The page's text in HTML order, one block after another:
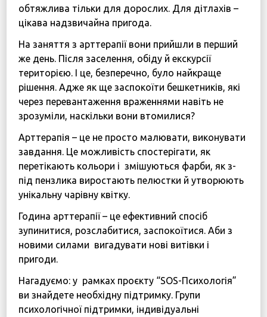
обтяжлива тільки для дорослих. Для дітлахів –
цікава надзвичайна пригода.
На заняття з арттерапії вони прийшли в перший
же день. Після заселення, обіду й екскурсії
територією. І це, безперечно, було найкраще
рішення. Адже як ще заспокоїти бешкетників, які
через перевантаження враженнями навіть не
зрозуміли, наскільки вони втомилися?
Арттерапія – це не просто малювати, виконувати
завдання. Це можливість спостерігати, як
перетікають кольори і змішуються фарби, як з-
під пензлика виростають пелюстки й утворюють
унікальну чарівну квітку.
Година арттерапії – це ефективний спосіб
зупинитися, розслабитися, заспокоїтися. Аби з
новими силами вигадувати нові витівки і
пригоди.
Нагадуємо: у рамках проєкту “SOS-Психологія”
ви знайдете необхідну підтримку. Групи
психологічної підтримки, індивідуальні